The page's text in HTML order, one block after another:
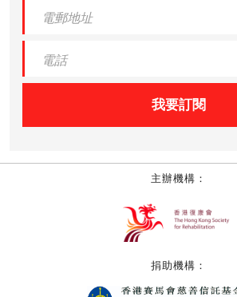
我要訂閱
主辦機構：
捐助機構：